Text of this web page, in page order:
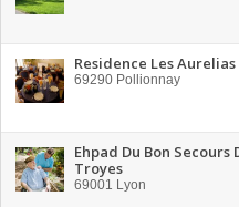
Residence Les Aurelias
69290 Pollionnay
Ehpad Du Bon Secours
Troyes
69001 Lyon